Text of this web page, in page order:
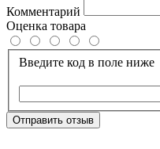
Комментарий
Оценка товара
Введите код в поле ниже
Отправить отзыв